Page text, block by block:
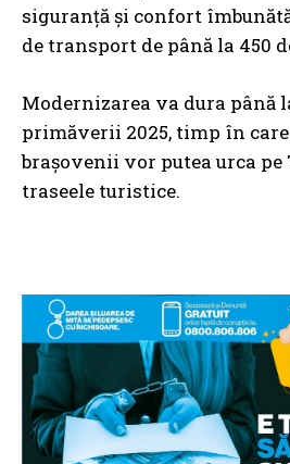
siguranță și confort
de transport de până la 450
Modernizarea va dura până
primăverii 2025, timp în
brașovenii vor putea urca pe
traseele turistice.